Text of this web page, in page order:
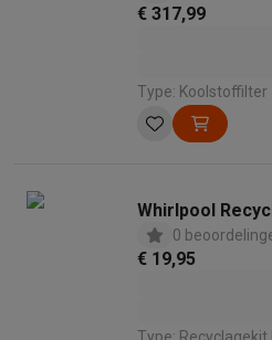
€ 317,99
Type: Koolstoffilter
Whirlpool
0
€ 19,95